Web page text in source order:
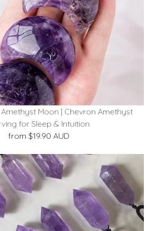
Moon | Chevron Amethyst
for Sleep & Intuition
from $19.90 AUD